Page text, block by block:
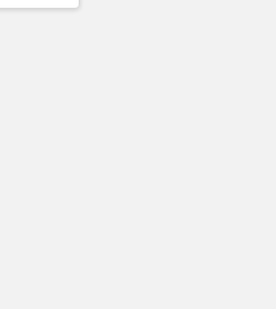
ト ロールスロイス ゴ